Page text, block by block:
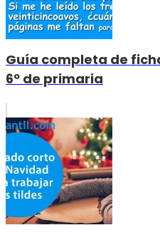
Guía completa de
6º de primaria